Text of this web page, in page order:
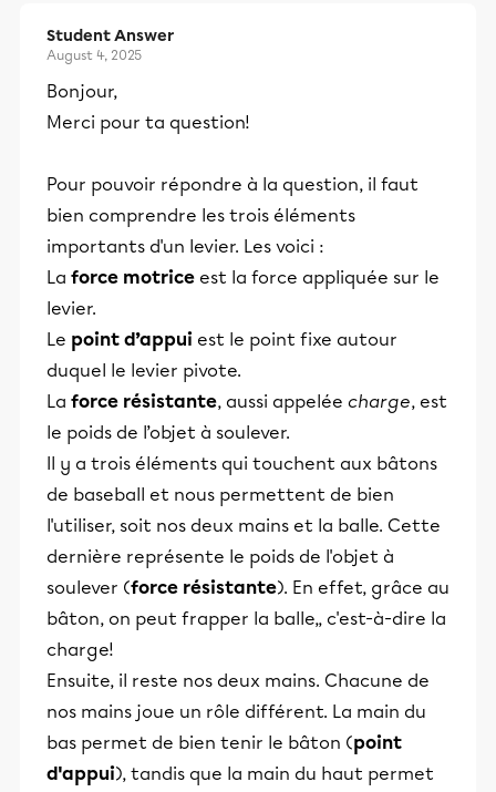
Student Answer
August 4, 2025
Bonjour,
Merci pour ta question!
Pour pouvoir répondre à la question, il faut
bien comprendre les trois éléments
importants d'un levier. Les voici :
La force motrice est la force appliquée sur le
levier.
Le point d’appui est le point fixe autour
duquel le levier pivote.
La force résistante, aussi appelée charge, est
le poids de l’objet à soulever.
Il y a trois éléments qui touchent aux bâtons
de baseball et nous permettent de bien
l'utiliser, soit nos deux mains et la balle. Cette
dernière représente le poids de l'objet à
soulever (force résistante). En effet, grâce au
bâton, on peut frapper la balle,, c'est-à-dire la
charge!
Ensuite, il reste nos deux mains. Chacune de
nos mains joue un rôle différent. La main du
bas permet de bien tenir le bâton (point
d'appui), tandis que la main du haut permet